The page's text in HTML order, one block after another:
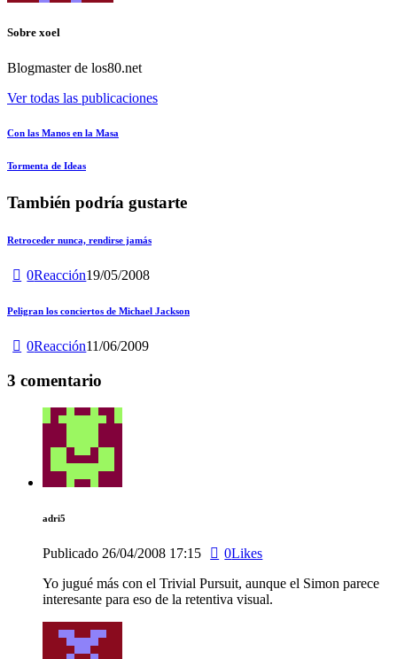
Sobre xoel
Blogmaster de los80.net
Ver todas las publicaciones
Navegación
de
Prev
Con las Manos en la Masa
Siguiente
Tormenta de Ideas
También podría gustarte
Retroceder nunca, rendirse jamás
0Reacción19/05/2008
Peligran los conciertos de Michael Jackson
0Reacción11/06/2009
3 comentario
adri5
Publicado 26/04/2008 17:15 0Likes
Yo jugué más con el Trivial Pursuit, aunque el Simon parece
interesante para eso de la retentiva visual.